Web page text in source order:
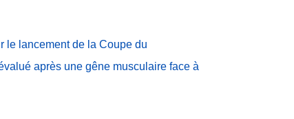
le lancement de la Coupe du
après une gêne musculaire face à